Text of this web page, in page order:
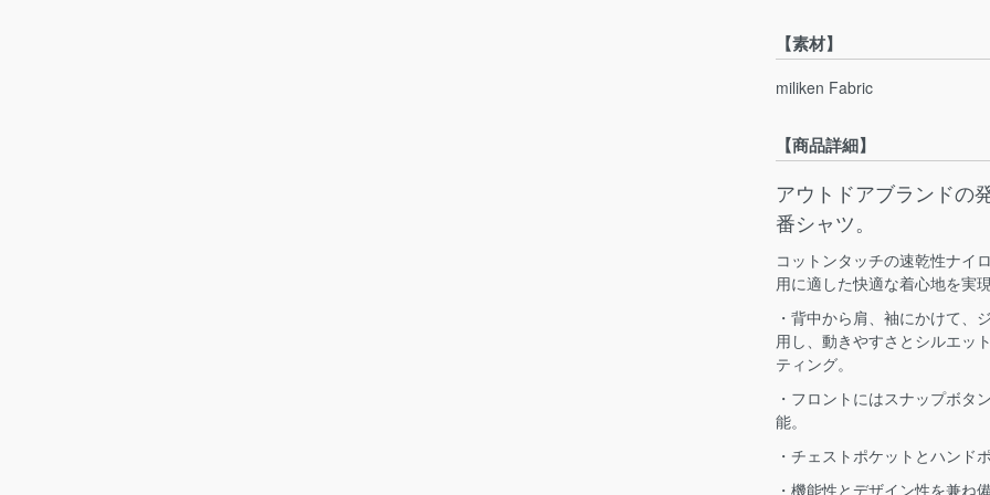
【素材】
miliken Fabric
【商品詳細】
アウトドアブランドの
番シャツ。
コットンタッチの速乾性ナイ
用に適した快適な着心地を実
・背中から肩、袖にかけて、
用し、動きやすさとシルエッ
ティング。
・フロントにはスナップボタ
能。
・チェストポケットとハンド
・機能性とデザイン性を兼ね